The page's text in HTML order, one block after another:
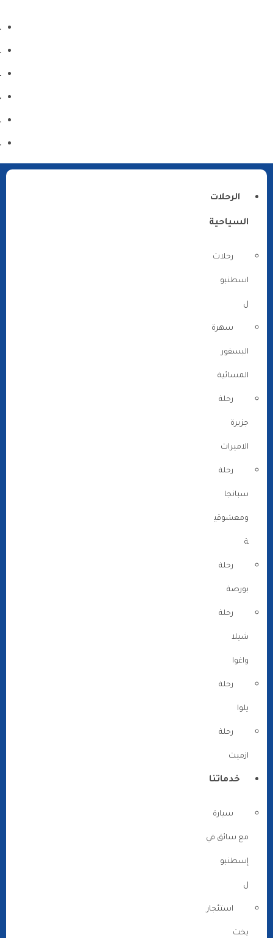
الرحلات
السياحية
رحلات
اسطنبو
ل
سهرة
البسفور
المسائية
رحلة
جزيرة
الاميرات
رحلة
سبانجا
ومعشوقي
ة
رحلة
بورصة
رحلة
شيلا
واغوا
رحلة
يلوا
رحلة
ازميت
خدماتنا
سيارة
مع سائق في
إسطنبو
ل
استئجار
يخت